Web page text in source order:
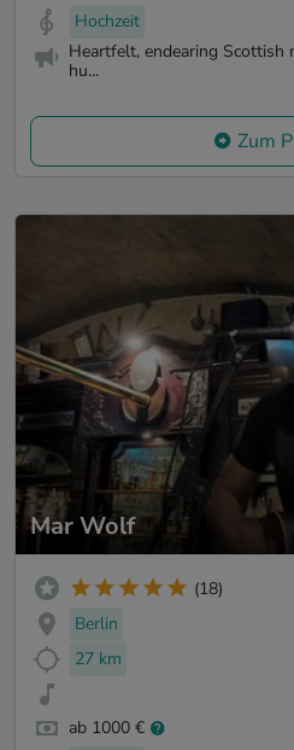
Hochzeit
Heartfelt, endearing Scottish
hu...
Zum
Mar Wolf
(18)
Berlin
27 km
ab 1000 €